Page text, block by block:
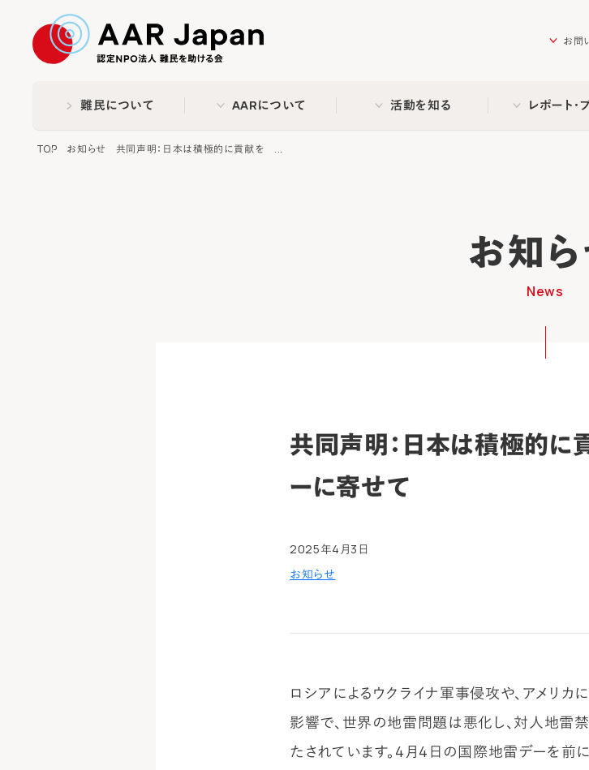
お問
難民について AARについて 活動を知る レポート・
TOP お知らせ 共同声明：日本は積極的に貢献を ...
お知
News
共同声明：日本は積極的
ーに寄せて
2025年4月3日
お知らせ
ロシアによるウクライナ軍事侵攻や、アメリ
影響で、世界の地雷問題は悪化し、対人地雷
たされています。4月4日の国際地雷デーを前